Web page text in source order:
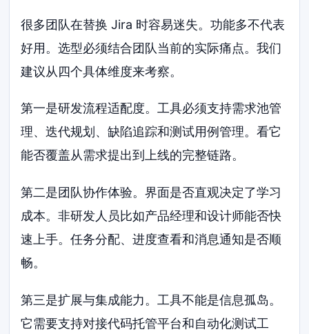
很多团队在替换 Jira 时容易迷失。功能多不代表
好用。选型必须结合团队当前的实际痛点。我们
建议从四个具体维度来考察。
第一是研发流程适配度。工具必须支持需求池管
理、迭代规划、缺陷追踪和测试用例管理。看它
能否覆盖从需求提出到上线的完整链路。
第二是团队协作体验。界面是否直观决定了学习
成本。非研发人员比如产品经理和设计师能否快
速上手。任务分配、进度查看和消息通知是否顺
畅。
第三是扩展与集成能力。工具不能是信息孤岛。
它需要支持对接代码托管平台和自动化测试工